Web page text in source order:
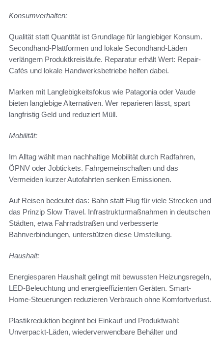
Konsumverhalten:
Qualität statt Quantität ist Grundlage für langlebiger Konsum.
Secondhand-Plattformen und lokale Secondhand-Läden
verlängern Produktkreisläufe. Reparatur erhält Wert: Repair-
Cafés und lokale Handwerksbetriebe helfen dabei.
Marken mit Langlebigkeitsfokus wie Patagonia oder Vaude
bieten langlebige Alternativen. Wer reparieren lässt, spart
langfristig Geld und reduziert Müll.
Mobilität:
Im Alltag wählt man nachhaltige Mobilität durch Radfahren,
ÖPNV oder Jobtickets. Fahrgemeinschaften und das
Vermeiden kurzer Autofahrten senken Emissionen.
Auf Reisen bedeutet das: Bahn statt Flug für viele Strecken und
das Prinzip Slow Travel. Infrastrukturmaßnahmen in deutschen
Städten, etwa Fahrradstraßen und verbesserte
Bahnverbindungen, unterstützen diese Umstellung.
Haushalt:
Energiesparen Haushalt gelingt mit bewussten Heizungsregeln,
LED-Beleuchtung und energieeffizienten Geräten. Smart-
Home-Steuerungen reduzieren Verbrauch ohne Komfortverlust.
Plastikreduktion beginnt bei Einkauf und Produktwahl:
Unverpackt-Läden, wiederverwendbare Behälter und